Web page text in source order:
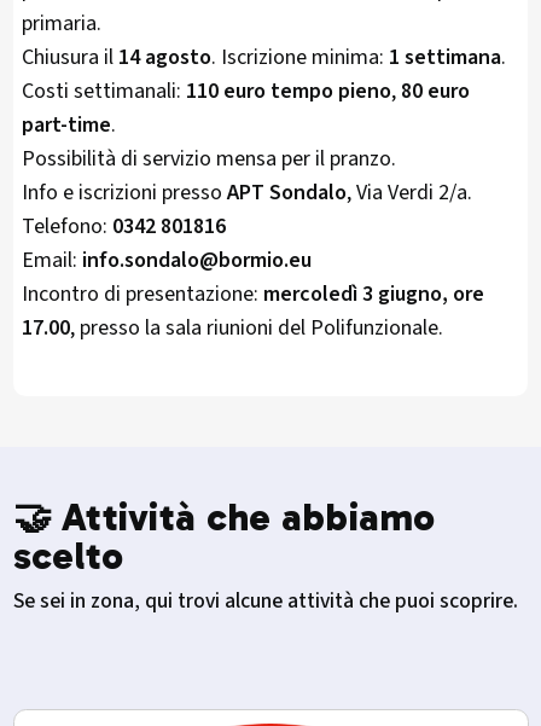
primaria.
Chiusura il 14 agosto. Iscrizione minima: 1 settimana.
Costi settimanali: 110 euro tempo pieno, 80 euro
part-time.
Possibilità di servizio mensa per il pranzo.
Info e iscrizioni pressoAPT Sondalo, Via Verdi 2/a.
Telefono: 0342 801816
Email: info.sondalo@bormio.eu
Incontro di presentazione: mercoledì 3 giugno, ore
17.00, presso la sala riunioni del Polifunzionale.
🤝 Attività che abbiamo
scelto
Se sei in zona, qui trovi alcune attività che puoi scoprire.